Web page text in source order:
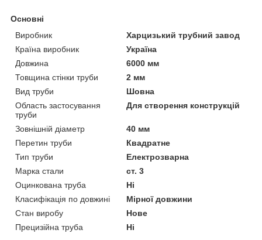
Основні
Виробник
Харцизький трубний завод
Країна виробник
Україна
Довжина
6000 мм
Товщина стінки труби
2 мм
Вид труби
Шовна
Область застосування
труби
Для створення конструкцій
Зовнішній діаметр
40 мм
Перетин труби
Квадратне
Тип труби
Електрозварна
Марка стали
ст. 3
Оцинкована труба
Ні
Класифікація по довжині
Мірної довжини
Стан виробу
Нове
Прецизійна труба
Ні